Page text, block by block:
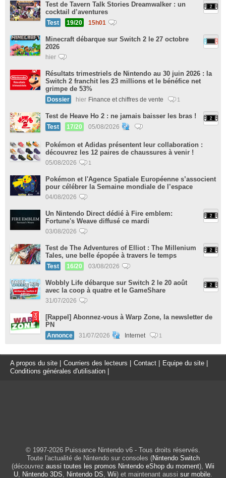
Test de Tavern Talk Stories Dreamwalker : un
cocktail d’aventures
Test 19/20 15h01
Minecraft débarque sur Switch 2 le 27 octobre
2026
hier
Résultats trimestriels de Nintendo au 30 juin 2026 : la
Switch 2 franchit les 23 millions et le bénéfice net
grimpe de 53%
Dossier hier Finance et chiffres de vente 1
Test de Heave Ho 2 : ne jamais baisser les bras !
Test 17/20 05/08/2026
Pokémon et Adidas présentent leur collaboration :
découvrez les 12 paires de chaussures à venir !
05/08/2026 1
Pokémon et l'Agence Spatiale Européenne s’associent
pour célébrer la Semaine mondiale de l’espace
04/08/2026
Un Nintendo Direct dédié à Fire emblem:
Fortune's Weave diffusé ce mardi
03/08/2026
Test de The Adventures of Elliot : The Millenium
Tales, une belle épopée à travers le temps
Test 16/20 03/08/2026
Wobbly Life débarque sur Switch 2 le 20 août
avec la coop à quatre et le GameShare
31/07/2026
[Rappel] Abonnez-vous à Warp Zone, la newsletter de
PN
Annonce 31/07/2026 Internet 1
A propos du site Courriers des lecteurs Contact Equipe du site
Conditions générales d'utilisation
© 1997-2026 Puissance Nintendo v6 - Tous droits réservés.
Toute l'actualité de Nintendo sur consoles (Nintendo Switch
(découvrez aussi toutes les promos Nintendo eShop du moment), Wii
U, Nintendo 3DS, Nintendo DS, Wii) et maintenant aussi sur mobile.